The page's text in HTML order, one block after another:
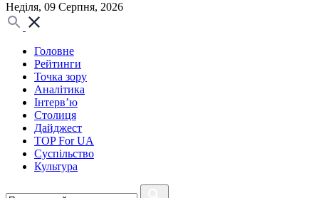
Неділя, 09 Серпня, 2026
Головне
Рейтинги
Точка зору
Аналітика
Інтерв’ю
Столиця
Дайджест
TOP For UA
Суспiльство
Культура